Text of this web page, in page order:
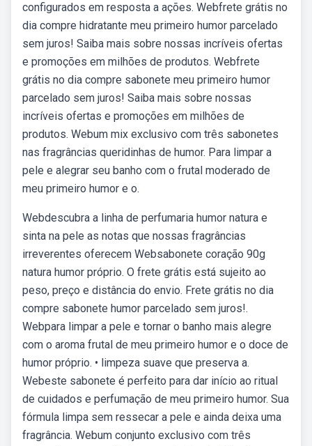
configurados em resposta a ações. Webfrete grátis no
dia compre hidratante meu primeiro humor parcelado
sem juros! Saiba mais sobre nossas incríveis ofertas
e promoções em milhões de produtos. Webfrete
grátis no dia compre sabonete meu primeiro humor
parcelado sem juros! Saiba mais sobre nossas
incríveis ofertas e promoções em milhões de
produtos. Webum mix exclusivo com três sabonetes
nas fragrâncias queridinhas de humor. Para limpar a
pele e alegrar seu banho com o frutal moderado de
meu primeiro humor e o.
Webdescubra a linha de perfumaria humor natura e
sinta na pele as notas que nossas fragrâncias
irreverentes oferecem Websabonete coração 90g
natura humor próprio. O frete grátis está sujeito ao
peso, preço e distância do envio. Frete grátis no dia
compre sabonete humor parcelado sem juros!.
Webpara limpar a pele e tornar o banho mais alegre
com o aroma frutal de meu primeiro humor e o doce de
humor próprio. • limpeza suave que preserva a.
Webeste sabonete é perfeito para dar início ao ritual
de cuidados e perfumação de meu primeiro humor. Sua
fórmula limpa sem ressecar a pele e ainda deixa uma
fragrância. Webum conjunto exclusivo com três